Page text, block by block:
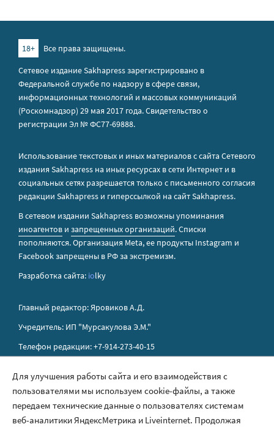
18+
Все права защищены.
Сетевое издание Sakhapress зарегистрировано в
Федеральной службе по надзору в сфере связи,
информационных технологий и массовых коммуникаций
(Роскомнадзор) 29 мая 2017 года. Свидетельство о
регистрации Эл № ФС77-69888.
Использование текстовых и иных материалов с сайта Сетевого
издания Sakhapress на иных ресурсах в сети Интернет и в
социальных сетях разрешается только с письменного согласия
редакции Sakhapress и гиперссылкой на сайт Sakhapress.
В сетевом издании Sakhapress возможны упоминания
иноагентов и запрещенных организаций. Списки
пополняются. Организация Metа, ее продукты Instagram и
Facebook запрещены в РФ за экстремизм.
Разработка сайта: iolky
Главный редактор: Яровиков А.Д.
Учредитель: ИП "Мурсакулова Э.М."
Телефон редакции: +7-914-273-40-15
Правила сайта
Политика обработки персональных данных
Для улучшения работы сайта и его взаимодействия с
пользователями мы используем cookie-файлы, а также
передаем технические данные о пользователях системам
веб-аналитики ЯндексМетрика и Liveinternet. Продолжая